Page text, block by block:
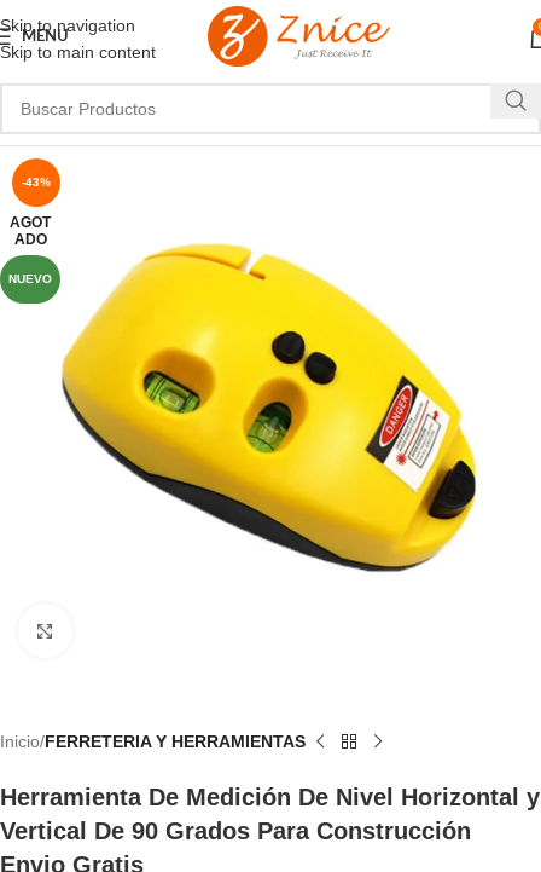
Skip to navigation
Skip to main content
MENU
-43%
AGOT
ADO
NUEVO
Inicio FERRETERIA Y HERRAMIENTAS
Herramienta De Medición De Nivel Horizontal y
Vertical De 90 Grados Para Construcción
Envio Gratis